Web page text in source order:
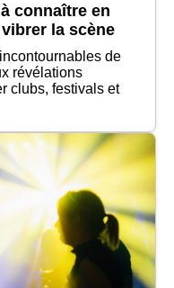
connaître en
la scène
de
révélations
clubs, festivals et